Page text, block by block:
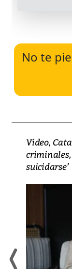
No te
Video,
criminales,
suicidarse’